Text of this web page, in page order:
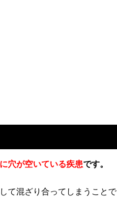
穴が空いている疾患です。
て混ざり合ってしまうことで